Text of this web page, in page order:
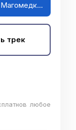
Рейсан Магомедкеримов - На душе туман
трек
любое